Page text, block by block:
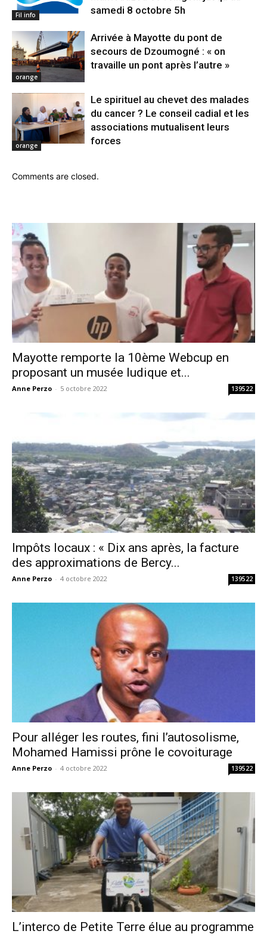
Fil info
samedi 8 octobre 5h
orange
Arrivée à Mayotte du pont de
secours de Dzoumogné : « on
travaille un pont après l’autre »
orange
Le spirituel au chevet des malades
du cancer ? Le conseil cadial et les
associations mutualisent leurs
forces
Comments are closed.
Mayotte remporte la 10ème Webcup en
proposant un musée ludique et...
Anne Perzo - 5 octobre 2022 139522
Impôts locaux : « Dix ans après, la facture
des approximations de Bercy...
Anne Perzo - 4 octobre 2022 139522
Pour alléger les routes, fini l’autosolisme,
Mohamed Hamissi prône le covoiturage
Anne Perzo - 4 octobre 2022 139522
L’interco de Petite Terre élue au programme